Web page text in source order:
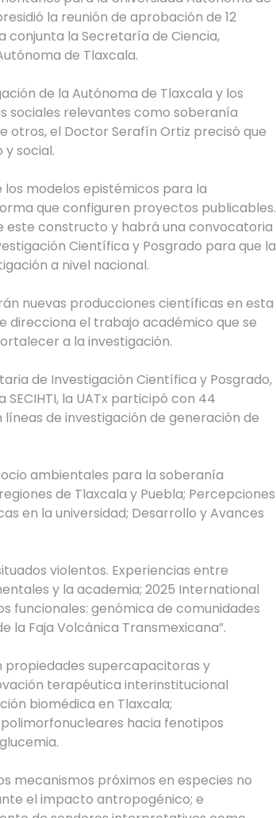
la reunión de aprobación de 12
la Secretaría de Ciencia,
de Tlaxcala.
de la Autónoma de Tlaxcala y los
sociales relevantes como soberanía
otros, el Doctor Serafín Ortiz precisó que
social.
modelos epistémicos para la
que configuren proyectos publicables.
este constructo y habrá una convocatoria
Científica y Posgrado para que la
a nivel nacional.
nuevas producciones científicas en esta
direcciona el trabajo académico que se
a la investigación.
de Investigación Científica y Posgrado,
la UATx participó con 44
de investigación de generación de
ambientales para la soberanía
de Tlaxcala y Puebla; Percepciones
en la universidad; Desarrollo y Avances
violentos. Experiencias entre
y la academia; 2025 International
funcionales: genómica de comunidades
Faja Volcánica Transmexicana”.
propiedades supercapacitoras y
terapéutica interinstitucional
biomédica en Tlaxcala;
hacia fenotipos
mecanismos próximos en especies no
el impacto antropogénico; e